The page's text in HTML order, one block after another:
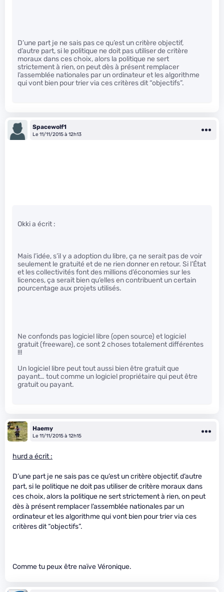
D’une part je ne sais pas ce qu’est un critère objectif,
d’autre part, si le politique ne doit pas utiliser de critère
moraux dans ces choix, alors la politique ne sert
strictement à rien, on peut dès à présent remplacer
l’assemblée nationales par un ordinateur et les algorithme
qui vont bien pour trier via ces critères dit “objectifs”.
Spacewolf1
Le 11/11/2015 à 12h13
Okki a écrit :
Mais l’idée, s’il y a adoption du libre, ça ne serait pas de voir
seulement le gratuité et de ne rien donner en retour. Si l’État
et les collectivités font des millions d’économies sur les
licences, ça serait bien qu’elles en contribuent un certain
pourcentage aux projets utilisés.
Ne confonds pas logiciel libre (open source) et logiciel
gratuit (freeware), ce sont 2 choses totalement différentes
!!!
Un logiciel libre peut tout aussi bien être gratuit que
payant… tout comme un logiciel propriétaire qui peut être
gratuit ou payant.
Haemy
Le 11/11/2015 à 12h15
hurd a écrit :
D’une part je ne sais pas ce qu’est un critère objectif, d’autre
part, si le politique ne doit pas utiliser de critère moraux dans
ces choix, alors la politique ne sert strictement à rien, on peut
dès à présent remplacer l’assemblée nationales par un
ordinateur et les algorithme qui vont bien pour trier via ces
critères dit “objectifs”.
Comme tu peux être naïve Véronique.